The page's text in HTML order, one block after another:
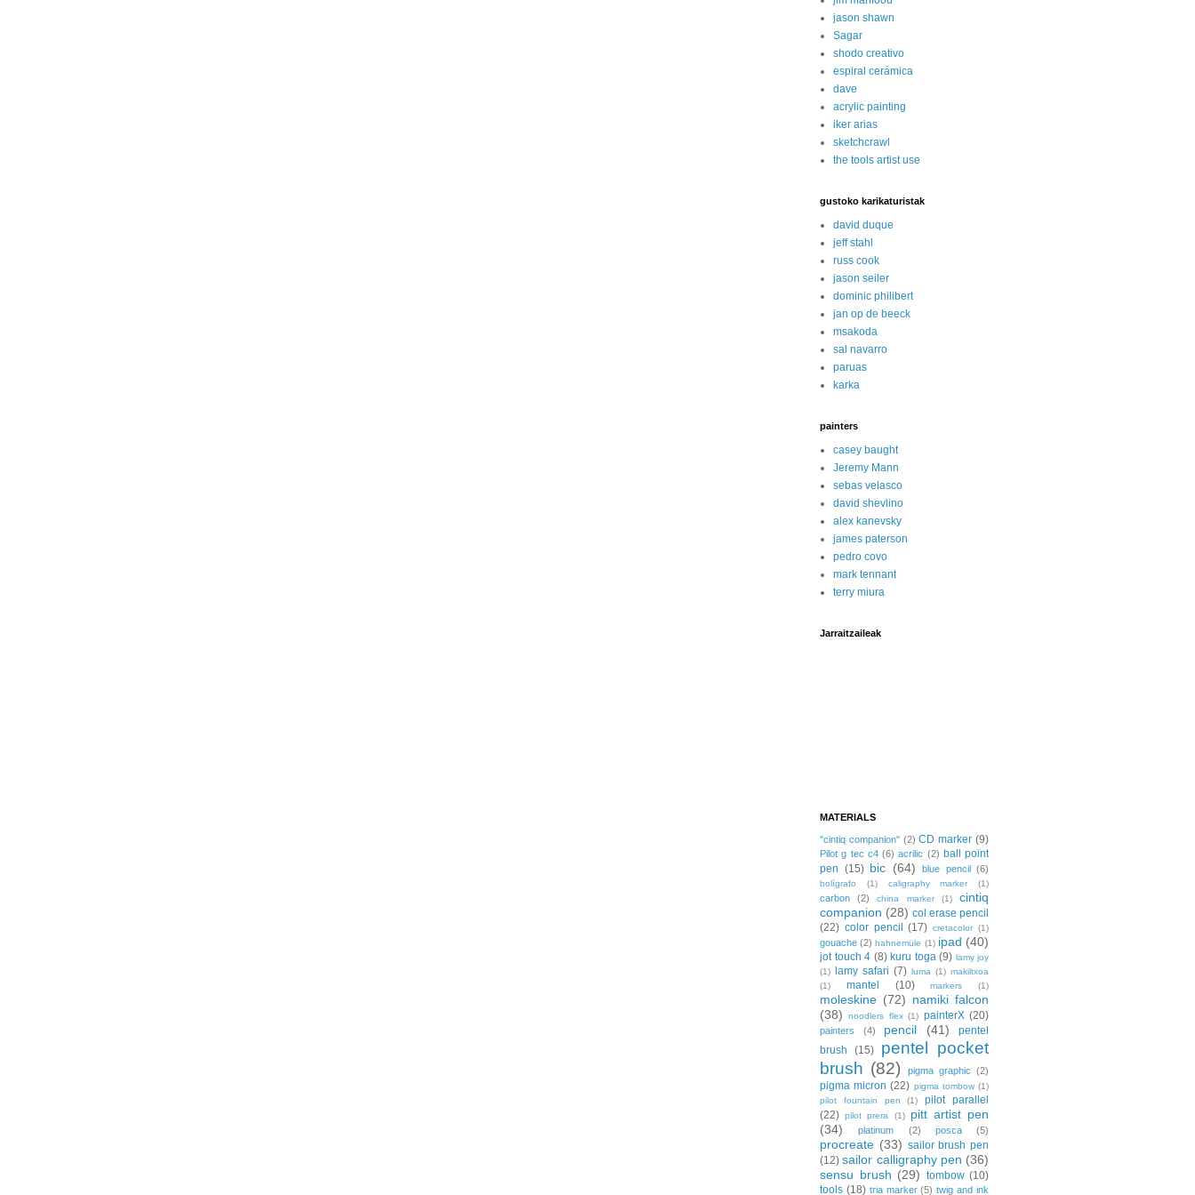
jason shawn
Sagar
shodo creativo
espiral cerámica
dave
acrylic painting
iker arias
sketchcrawl
the tools artist use
gustoko karikaturistak
david duque
jeff stahl
russ cook
jason seiler
dominic philibert
jan op de beeck
msakoda
sal navarro
paruas
karka
painters
casey baught
Jeremy Mann
sebas velasco
david shevlino
alex kanevsky
james paterson
pedro covo
mark tennant
terry miura
Jarraitzaileak
MATERIALS
"cintiq companion" (2) CD marker (9)
Pilot g tec c4 (6) acrilic (2) ball point
pen (15) bic (64) blue pencil (6)
bolígrafo (1) caligraphy marker (1)
carbon (2) china marker (1)
cintiq
companion (28) col erase pencil
(22) color pencil (17) cretacolor (1)
gouache (2) hahnemüle (1) ipad (40)
jot touch 4 (8) kuru toga (9) lamy joy
(1) lamy safari (7) luma (1) makiltxoa
(1)
mantel (10) markers (1)
moleskine (72) namiki falcon
(38)
noodlers flex (1) painterX (20)
painters (4) pencil (41)
pentel
brush
(15)
pentel pocket
brush (82) pigma graphic (2)
pigma micron (22) pigma tombow (1)
pilot fountain pen
(1)
pilot parallel
(22) pilot prera (1)
pitt artist pen
(34)
platinum (2) posca (5)
procreate (33) sailor brush pen
(12) sailor calligraphy pen (36)
sensu brush (29) tombow (10)
tools (18) tria marker (5) twig and ink